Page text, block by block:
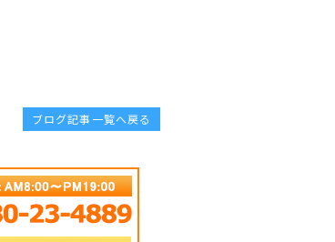
ブログ記事一覧へ戻る